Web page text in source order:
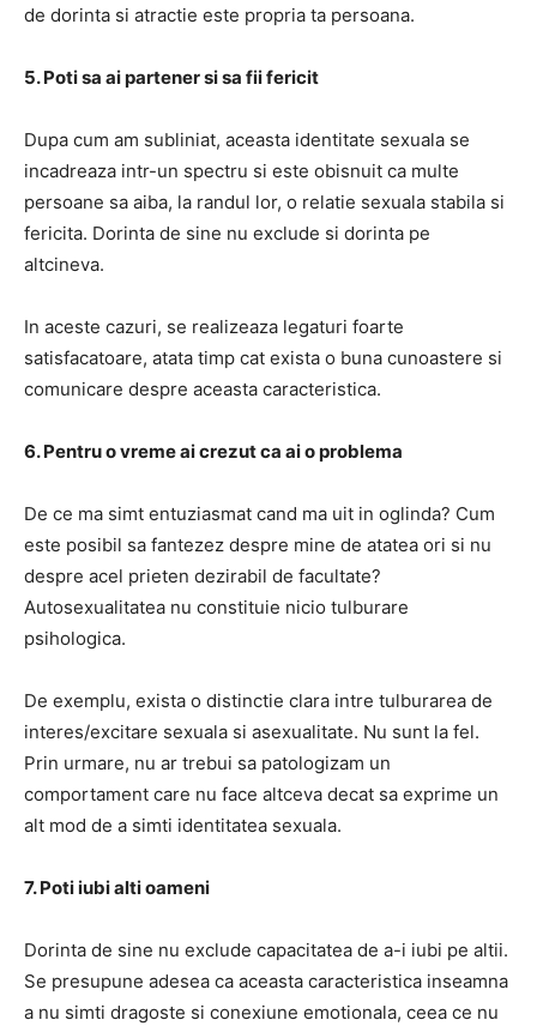
de dorinta si atractie este propria ta persoana.
5. Poti sa ai partener si sa fii fericit
Dupa cum am subliniat, aceasta identitate sexuala se
incadreaza intr-un spectru si este obisnuit ca multe
persoane sa aiba, la randul lor, o relatie sexuala stabila si
fericita. Dorinta de sine nu exclude si dorinta pe
altcineva.
In aceste cazuri, se realizeaza legaturi foarte
satisfacatoare, atata timp cat exista o buna cunoastere si
comunicare despre aceasta caracteristica.
6. Pentru o vreme ai crezut ca ai o problema
De ce ma simt entuziasmat cand ma uit in oglinda? Cum
este posibil sa fantezez despre mine de atatea ori si nu
despre acel prieten dezirabil de facultate?
Autosexualitatea nu constituie nicio tulburare
psihologica.
De exemplu, exista o distinctie clara intre tulburarea de
interes/excitare sexuala si asexualitate. Nu sunt la fel.
Prin urmare, nu ar trebui sa patologizam un
comportament care nu face altceva decat sa exprime un
alt mod de a simti identitatea sexuala.
7. Poti iubi alti oameni
Dorinta de sine nu exclude capacitatea de a-i iubi pe altii.
Se presupune adesea ca aceasta caracteristica inseamna
a nu simti dragoste si conexiune emotionala, ceea ce nu